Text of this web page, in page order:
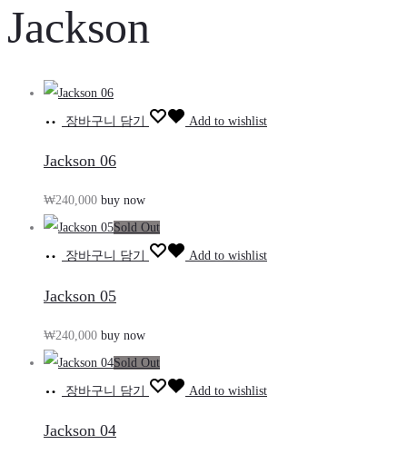
Jackson
장바구니 담기 Add to wishlist
Jackson 06
₩240,000 buy now
Sold Out
장바구니 담기 Add to wishlist
Jackson 05
₩240,000 buy now
Sold Out
장바구니 담기 Add to wishlist
Jackson 04